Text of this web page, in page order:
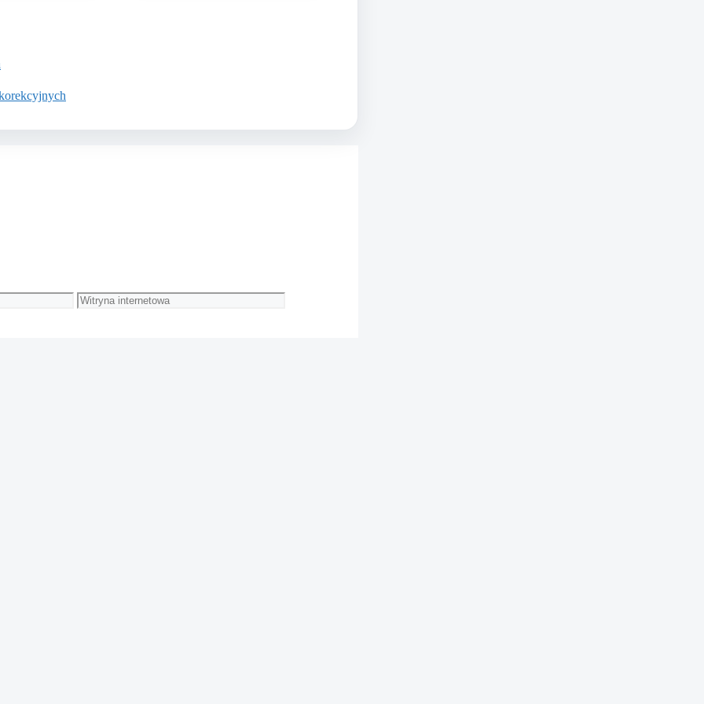
Witryna
internetowa